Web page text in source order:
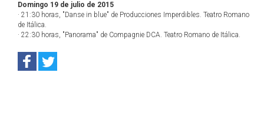
Domingo 19 de julio de 2015
· 21:30 horas, "Danse in blue" de Producciones Imperdibles. Teatro Romano
de Itálica.
· 22:30 horas, "Panorama" de Compagnie DCA. Teatro Romano de Itálica.